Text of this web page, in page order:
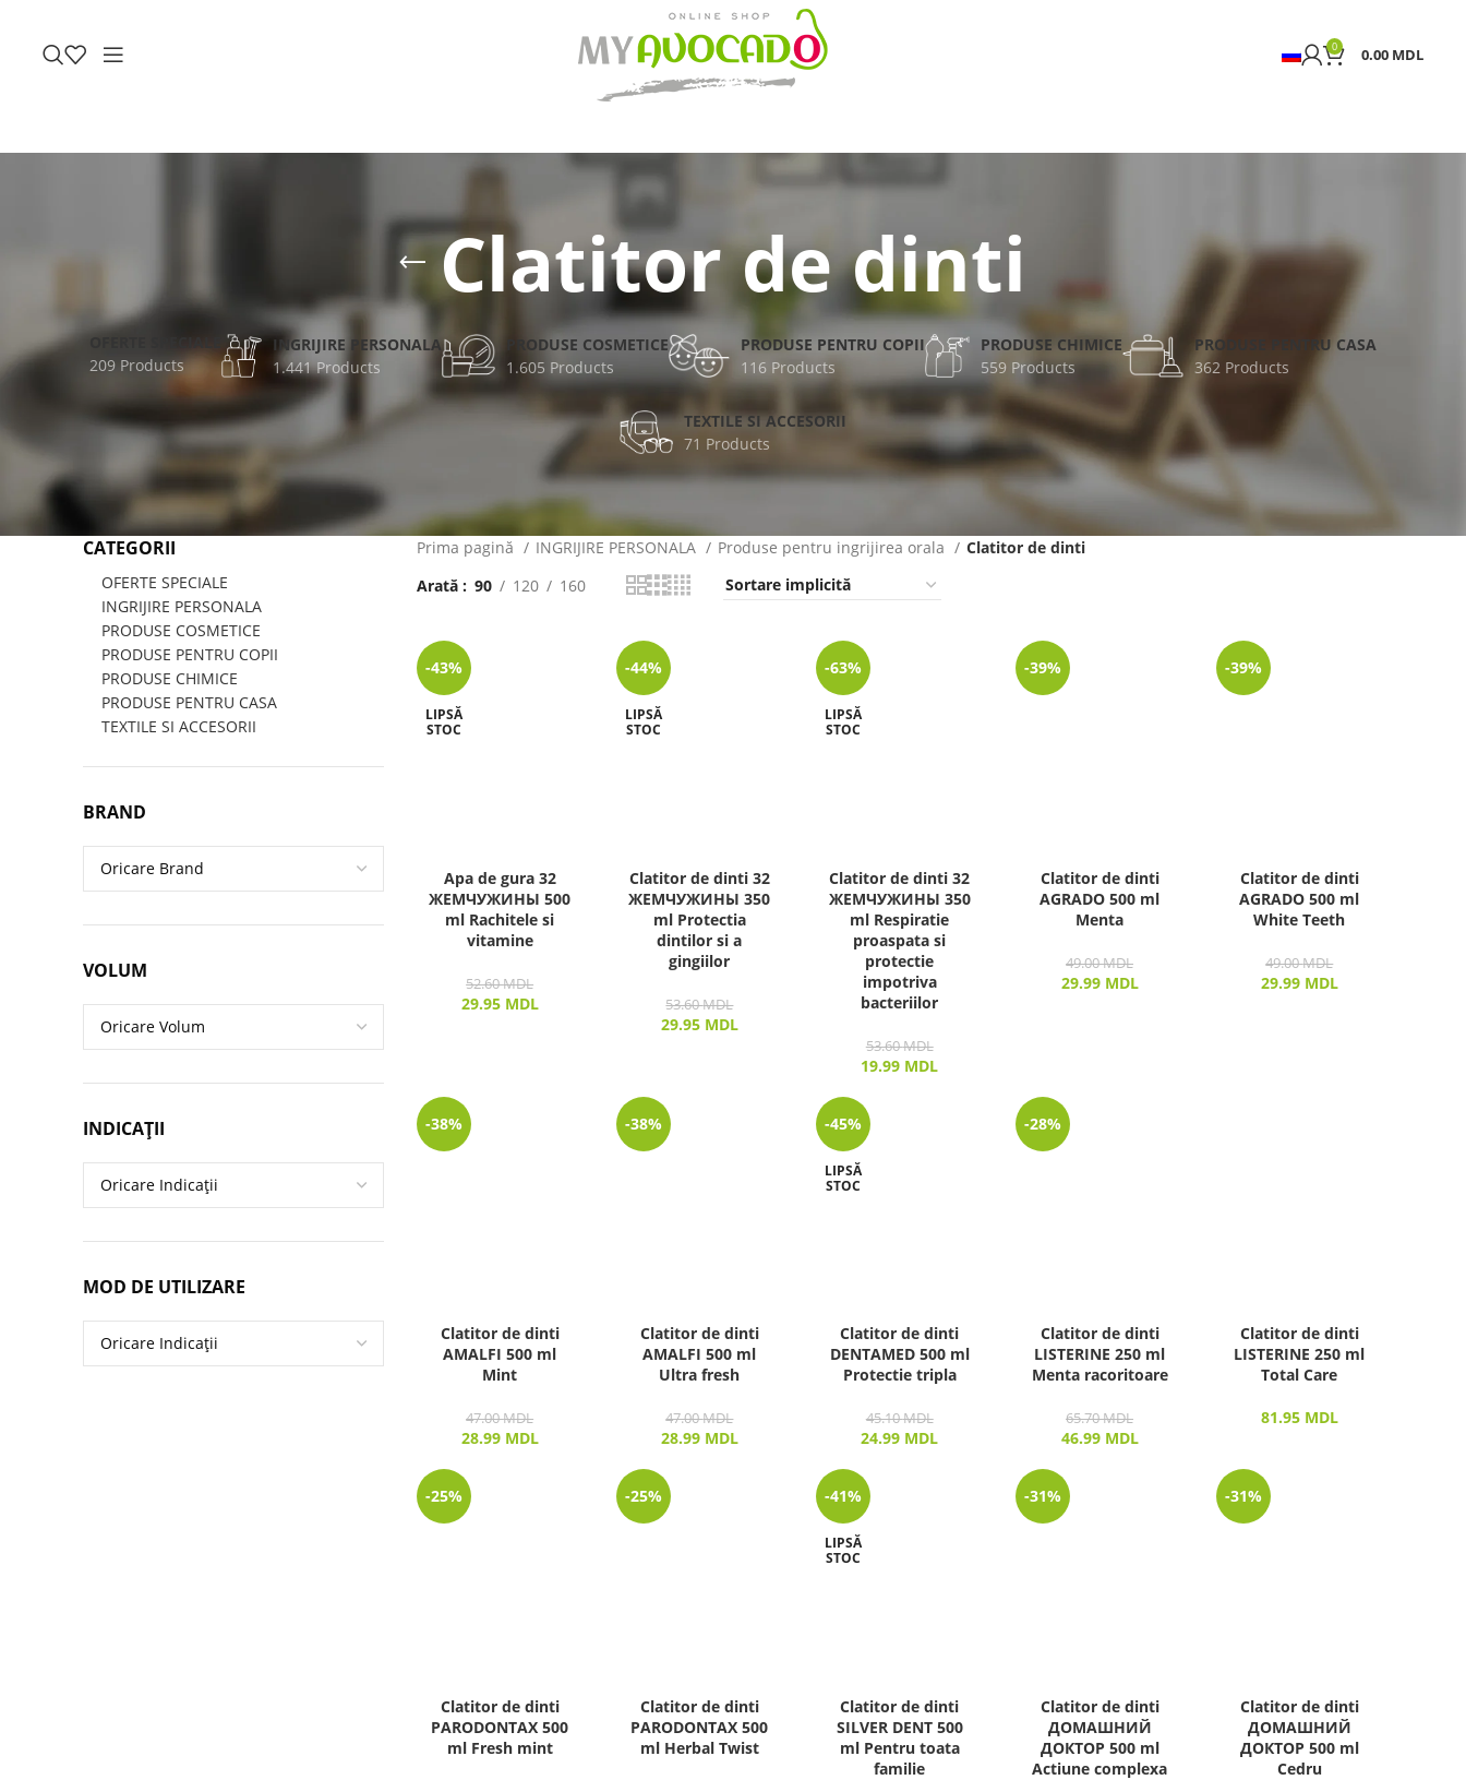
0 0.00 MDL
Clatitor de dinti
OFERTE SPECIALE
209 Products
INGRIJIRE PERSONALA
1.441 Products
PRODUSE COSMETICE
1.605 Products
PRODUSE PENTRU COPII
116 Products
PRODUSE CHIMICE
559 Products
PRODUSE PENTRU CASA
362 Products
TEXTILE SI ACCESORII
71 Products
CATEGORII
OFERTE SPECIALE
INGRIJIRE PERSONALA
PRODUSE COSMETICE
PRODUSE PENTRU COPII
PRODUSE CHIMICE
PRODUSE PENTRU CASA
TEXTILE SI ACCESORII
BRAND
VOLUM
INDICAȚII
MOD DE UTILIZARE
Prima pagină INGRIJIRE PERSONALA Produse pentru ingrijirea orala
Clatitor de dinti
Arată
90 120 160
-43%
LIPSĂ
STOC
Apa de gura 32
ЖЕМЧУЖИНЫ 500
ml Rachitele si
vitamine
52.60MDL
29.95 MDL
-44%
LIPSĂ
STOC
Clatitor de dinti 32
ЖЕМЧУЖИНЫ 350
ml Protectia
dintilor si a
gingiilor
53.60MDL
29.95 MDL
-63%
LIPSĂ
STOC
Clatitor de dinti 32
ЖЕМЧУЖИНЫ 350
ml Respiratie
proaspata si
protectie
impotriva
bacteriilor
53.60MDL
19.99 MDL
-39%
Clatitor de dinti
AGRADO 500 ml
Menta
49.00MDL
29.99 MDL
-39%
Clatitor de dinti
AGRADO 500 ml
White Teeth
49.00MDL
29.99 MDL
-38%
Clatitor de dinti
AMALFI 500 ml
Mint
47.00MDL
28.99 MDL
-38%
Clatitor de dinti
AMALFI 500 ml
Ultra fresh
47.00MDL
28.99 MDL
-45%
LIPSĂ
STOC
Clatitor de dinti
DENTAMED 500 ml
Protectie tripla
45.10MDL
24.99 MDL
-28%
Clatitor de dinti
LISTERINE 250 ml
Menta racoritoare
65.70MDL
46.99 MDL
Clatitor de dinti
LISTERINE 250 ml
Total Care
81.95 MDL
-25%
Clatitor de dinti
PARODONTAX 500
ml Fresh mint
-25%
Clatitor de dinti
PARODONTAX 500
ml Herbal Twist
-41%
LIPSĂ
STOC
Clatitor de dinti
SILVER DENT 500
ml Pentru toata
familie
-31%
Clatitor de dinti
ДОМАШНИЙ
ДОКТОР 500 ml
Actiune complexa
-31%
Clatitor de dinti
ДОМАШНИЙ
ДОКТОР 500 ml
Cedru